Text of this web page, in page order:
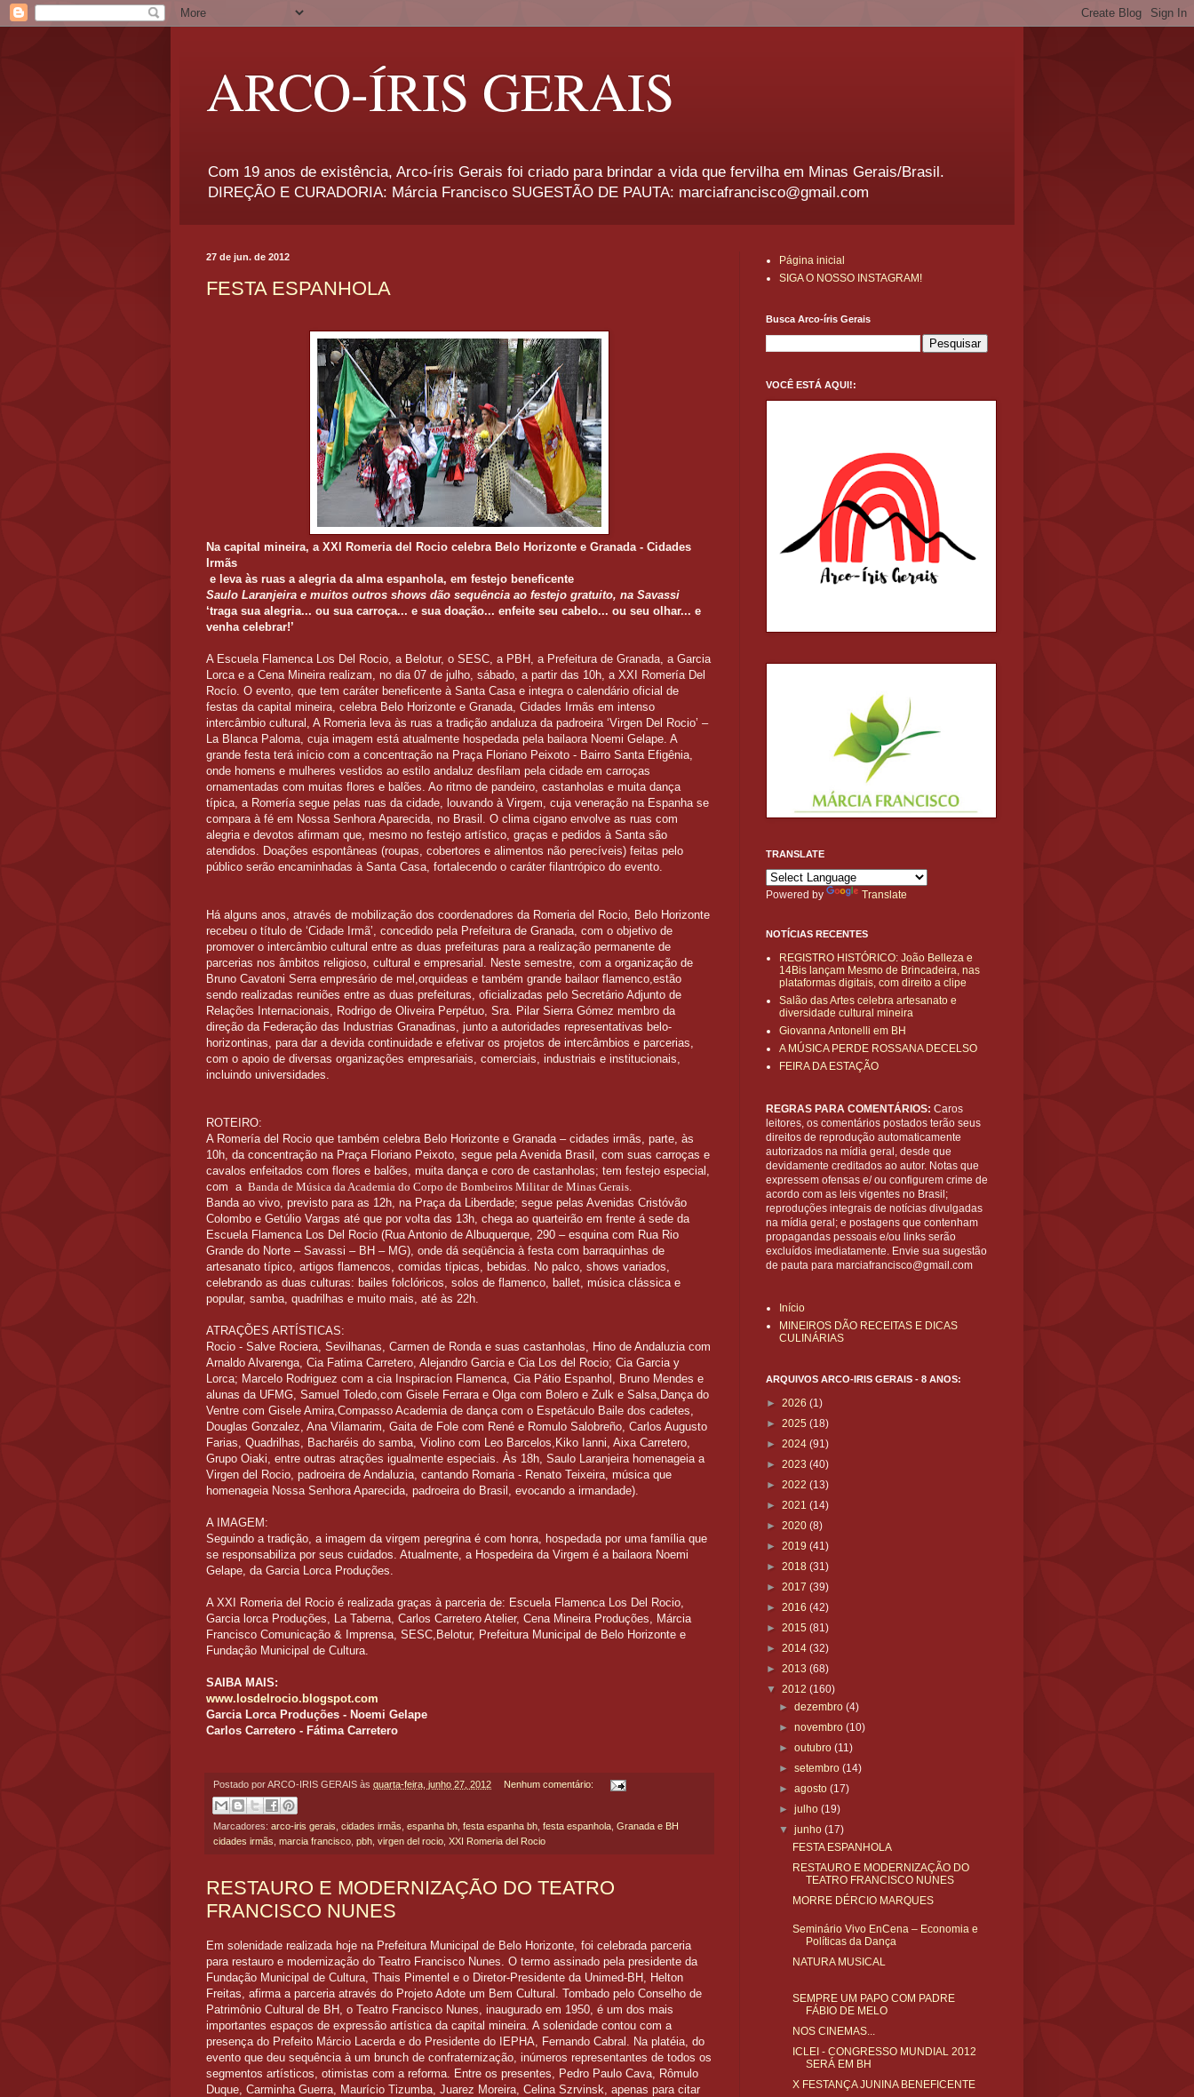
ARCO-ÍRIS GERAIS
Com 19 anos de existência, Arco-íris Gerais foi criado para brindar a vida que fervilha em Minas Gerais/Brasil.
DIREÇÃO E CURADORIA: Márcia Francisco SUGESTÃO DE PAUTA: marciafrancisco@gmail.com
27 de jun. de 2012
FESTA ESPANHOLA
Na capital mineira, a XXI Romeria del Rocio celebra Belo Horizonte e Granada - Cidades
Irmãs
e leva às ruas a alegria da alma espanhola, em festejo beneficente
Saulo Laranjeira e muitos outros shows dão sequência ao festejo gratuito, na Savassi
‘traga sua alegria... ou sua carroça... e sua doação... enfeite seu cabelo... ou seu olhar... e
venha celebrar!’
A Escuela Flamenca Los Del Rocio, a Belotur, o SESC, a PBH, a Prefeitura de Granada, a Garcia
Lorca e a Cena Mineira realizam, no dia 07 de julho, sábado, a partir das 10h, a XXI Romería Del
Rocío. O evento, que tem caráter beneficente à Santa Casa e integra o calendário oficial de
festas da capital mineira, celebra Belo Horizonte e Granada, Cidades Irmãs em intenso
intercâmbio cultural, A Romeria leva às ruas a tradição andaluza da padroeira ‘Virgen Del Rocio’ –
La Blanca Paloma, cuja imagem está atualmente hospedada pela bailaora Noemi Gelape. A
grande festa terá início com a concentração na Praça Floriano Peixoto - Bairro Santa Efigênia,
onde homens e mulheres vestidos ao estilo andaluz desfilam pela cidade em carroças
ornamentadas com muitas flores e balões. Ao ritmo de pandeiro, castanholas e muita dança
típica, a Romería segue pelas ruas da cidade, louvando à Virgem, cuja veneração na Espanha se
compara à fé em Nossa Senhora Aparecida, no Brasil. O clima cigano envolve as ruas com
alegria e devotos afirmam que, mesmo no festejo artístico, graças e pedidos à Santa são
atendidos. Doações espontâneas (roupas, cobertores e alimentos não perecíveis) feitas pelo
público serão encaminhadas à Santa Casa, fortalecendo o caráter filantrópico do evento.
Há alguns anos, através de mobilização dos coordenadores da Romeria del Rocio, Belo Horizonte
recebeu o título de ‘Cidade Irmã’, concedido pela Prefeitura de Granada, com o objetivo de
promover o intercâmbio cultural entre as duas prefeituras para a realização permanente de
parcerias nos âmbitos religioso, cultural e empresarial. Neste semestre, com a organização de
Bruno Cavatoni Serra empresário de mel,orquideas e também grande bailaor flamenco,estão
sendo realizadas reuniões entre as duas prefeituras, oficializadas pelo Secretário Adjunto de
Relações Internacionais, Rodrigo de Oliveira Perpétuo, Sra. Pilar Sierra Gómez membro da
direção da Federação das Industrias Granadinas, junto a autoridades representativas belo-
horizontinas, para dar a devida continuidade e efetivar os projetos de intercâmbios e parcerias,
com o apoio de diversas organizações empresariais, comerciais, industriais e institucionais,
incluindo universidades.
ROTEIRO:
A Romería del Rocio que também celebra Belo Horizonte e Granada – cidades irmãs, parte, às
10h, da concentração na Praça Floriano Peixoto, segue pela Avenida Brasil, com suas carroças e
cavalos enfeitados com flores e balões, muita dança e coro de castanholas; tem festejo especial,
com a Banda de Música da Academia do Corpo de Bombeiros Militar de Minas Gerais.
Banda ao vivo, previsto para as 12h, na Praça da Liberdade; segue pelas Avenidas Cristóvão
Colombo e Getúlio Vargas até que por volta das 13h, chega ao quarteirão em frente á sede da
Escuela Flamenca Los Del Rocio (Rua Antonio de Albuquerque, 290 – esquina com Rua Rio
Grande do Norte – Savassi – BH – MG), onde dá seqüência à festa com barraquinhas de
artesanato típico, artigos flamencos, comidas típicas, bebidas. No palco, shows variados,
celebrando as duas culturas: bailes folclóricos, solos de flamenco, ballet, música clássica e
popular, samba, quadrilhas e muito mais, até às 22h.
ATRAÇÕES ARTÍSTICAS:
Rocio - Salve Rociera, Sevilhanas, Carmen de Ronda e suas castanholas, Hino de Andaluzia com
Arnaldo Alvarenga, Cia Fatima Carretero, Alejandro Garcia e Cia Los del Rocio; Cia Garcia y
Lorca; Marcelo Rodriguez com a cia Inspiracíon Flamenca, Cia Pátio Espanhol, Bruno Mendes e
alunas da UFMG, Samuel Toledo,com Gisele Ferrara e Olga com Bolero e Zulk e Salsa,Dança do
Ventre com Gisele Amira,Compasso Academia de dança com o Espetáculo Baile dos cadetes,
Douglas Gonzalez, Ana Vilamarim, Gaita de Fole com René e Romulo Salobreño, Carlos Augusto
Farias, Quadrilhas, Bacharéis do samba, Violino com Leo Barcelos,Kiko Ianni, Aixa Carretero,
Grupo Oiaki, entre outras atrações igualmente especiais. Às 18h, Saulo Laranjeira homenageia a
Virgen del Rocio, padroeira de Andaluzia, cantando Romaria - Renato Teixeira, música que
homenageia Nossa Senhora Aparecida, padroeira do Brasil, evocando a irmandade).
A IMAGEM:
Seguindo a tradição, a imagem da virgem peregrina é com honra, hospedada por uma família que
se responsabiliza por seus cuidados. Atualmente, a Hospedeira da Virgem é a bailaora Noemi
Gelape, da Garcia Lorca Produções.
A XXI Romeria del Rocio é realizada graças à parceria de: Escuela Flamenca Los Del Rocio,
Garcia lorca Produções, La Taberna, Carlos Carretero Atelier, Cena Mineira Produções, Márcia
Francisco Comunicação & Imprensa, SESC,Belotur, Prefeitura Municipal de Belo Horizonte e
Fundação Municipal de Cultura.
SAIBA MAIS:
www.losdelrocio.blogspot.com
Garcia Lorca Produções - Noemi Gelape
Carlos Carretero - Fátima Carretero
Postado porARCO-IRIS GERAIS às quarta-feira, junho 27, 2012 Nenhum comentário:
Marcadores: arco-iris gerais, cidades irmãs, espanha bh, festa espanha bh, festa espanhola, Granada e BH
cidades irmãs, marcia francisco, pbh, virgen del rocio, XXI Romeria del Rocio
RESTAURO E MODERNIZAÇÃO DO TEATRO
FRANCISCO NUNES
Em solenidade realizada hoje na Prefeitura Municipal de Belo Horizonte, foi celebrada parceria
para restauro e modernização do Teatro Francisco Nunes. O termo assinado pela presidente da
Fundação Municipal de Cultura, Thais Pimentel e o Diretor-Presidente da Unimed-BH, Helton
Freitas, afirma a parceria através do Projeto Adote um Bem Cultural. Tombado pelo Conselho de
Patrimônio Cultural de BH, o Teatro Francisco Nunes, inaugurado em 1950, é um dos mais
importantes espaços de expressão artística da capital mineira. A solenidade contou com a
presença do Prefeito Márcio Lacerda e do Presidente do IEPHA, Fernando Cabral. Na platéia, do
evento que deu sequência à um brunch de confraternização, inúmeros representantes de todos os
segmentos artísticos, otimistas com a reforma. Entre os presentes, Pedro Paulo Cava, Rômulo
Duque, Carminha Guerra, Maurício Tizumba, Juarez Moreira, Celina Szrvinsk, apenas para citar
Página inicial
SIGA O NOSSO INSTAGRAM!
Busca Arco-íris Gerais
VOCÊ ESTÁ AQUI!:
TRANSLATE
Powered by Translate
NOTÍCIAS RECENTES
REGISTRO HISTÓRICO: João Belleza e
14Bis lançam Mesmo de Brincadeira, nas
plataformas digitais, com direito a clipe
Salão das Artes celebra artesanato e
diversidade cultural mineira
Giovanna Antonelli em BH
A MÚSICA PERDE ROSSANA DECELSO
FEIRA DA ESTAÇÃO
REGRAS PARA COMENTÁRIOS: Caros
leitores, os comentários postados terão seus
direitos de reprodução automaticamente
autorizados na mídia geral, desde que
devidamente creditados ao autor. Notas que
expressem ofensas e/ ou configurem crime de
acordo com as leis vigentes no Brasil;
reproduções integrais de notícias divulgadas
na mídia geral; e postagens que contenham
propagandas pessoais e/ou links serão
excluídos imediatamente. Envie sua sugestão
de pauta para marciafrancisco@gmail.com
Início
MINEIROS DÃO RECEITAS E DICAS
CULINÁRIAS
ARQUIVOS ARCO-IRIS GERAIS - 8 ANOS:
► 2026 (1)
► 2025 (18)
► 2024 (91)
► 2023 (40)
► 2022 (13)
► 2021 (14)
► 2020 (8)
► 2019 (41)
► 2018 (31)
► 2017 (39)
► 2016 (42)
► 2015 (81)
► 2014 (32)
► 2013 (68)
▼ 2012 (160)
►dezembro(4)
►novembro(10)
►outubro(11)
►setembro(14)
►agosto(17)
►julho(19)
▼junho(17)
FESTA ESPANHOLA
RESTAURO E MODERNIZAÇÃO DO
TEATRO FRANCISCO NUNES
MORRE DÉRCIO MARQUES
Seminário Vivo EnCena – Economia e
Políticas da Dança
NATURA MUSICAL
SEMPRE UM PAPO COM PADRE
FÁBIO DE MELO
NOS CINEMAS...
ICLEI - CONGRESSO MUNDIAL 2012
SERÁ EM BH
X FESTANÇA JUNINA BENEFICENTE